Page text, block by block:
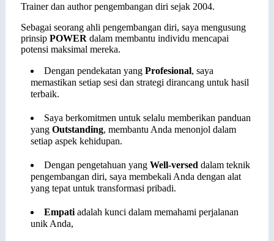
Trainer dan author pengembangan diri sejak 2004.
Sebagai seorang ahli pengembangan diri, saya mengusung
prinsip POWER dalam membantu individu mencapai
potensi maksimal mereka.
Dengan pendekatan yang Profesional, saya
memastikan setiap sesi dan strategi dirancang untuk hasil
terbaik.
Saya berkomitmen untuk selalu memberikan panduan
yang Outstanding, membantu Anda menonjol dalam
setiap aspek kehidupan.
Dengan pengetahuan yang Well-versed dalam teknik
pengembangan diri, saya membekali Anda dengan alat
yang tepat untuk transformasi pribadi.
Empati adalah kunci dalam memahami perjalanan
unik Anda,